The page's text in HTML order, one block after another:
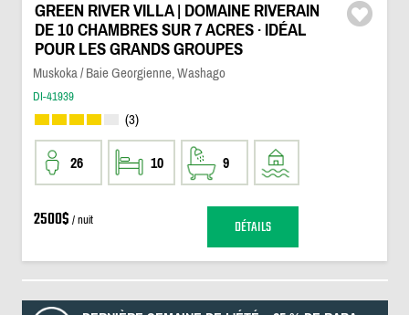
GREEN RIVER VILLA | DOMAINE RIVERAIN
DE 10 CHAMBRES SUR 7 ACRES · IDÉAL
POUR LES GRANDS GROUPES
Muskoka / Baie Georgienne, Washago
DI-41939
(3)
26 10 9
2500$ / nuit DÉTAILS